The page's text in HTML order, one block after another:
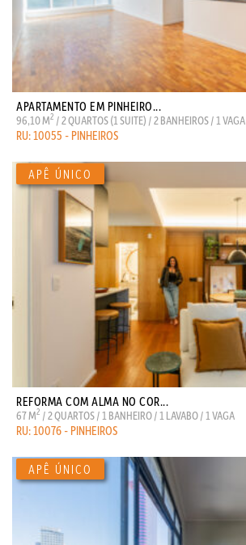
APARTAMENTO EM PINHEIRO...
96,10 M2 / 2 QUARTOS (1 SUITE) / 2 BANHEIROS / 1 VAGA
RU: 10055 - PINHEIROS
REFORMA COM ALMA NO COR...
67 M2 / 2 QUARTOS / 1 BANHEIRO / 1 LAVABO / 1 VAGA
RU: 10076 - PINHEIROS